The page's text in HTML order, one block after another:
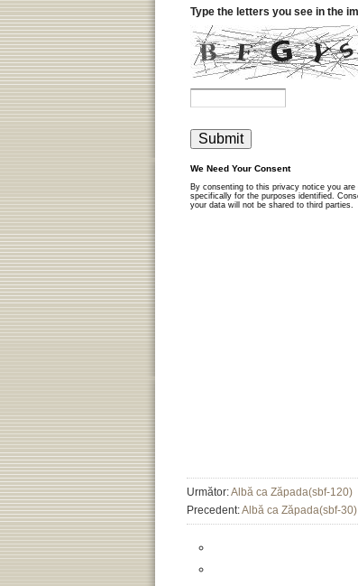
Următor:Albă ca Zăpada(sbf-120)
Precedent:Albă ca Zăpada(sbf-30)